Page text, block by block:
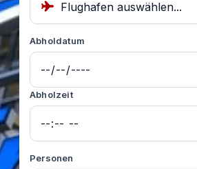
Abholdatum
Abholzeit
Personen